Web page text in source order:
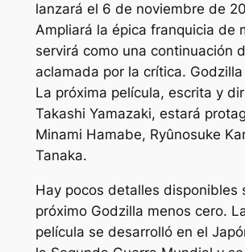
lanzará el 6 de noviembre de
Ampliará la épica franquicia de
servirá como una continuación
aclamada por la crítica.
La próxima película, escrita y
Takashi Yamazaki, estará
Minami Hamabe, Ryûnosuke
Tanaka.
Hay pocos detalles disponibles
próximo Godzilla menos cero.
película se desarrolló en el